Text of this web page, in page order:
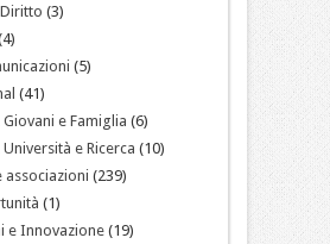
(3)
(5)
(41)
e Famiglia (6)
e Ricerca (10)
associazioni (239)
(1)
e Innovazione(19)